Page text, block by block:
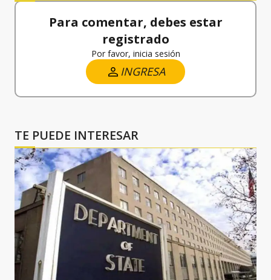
Para comentar, debes estar
registrado
Por favor, inicia sesión
INGRESA
TE PUEDE INTERESAR